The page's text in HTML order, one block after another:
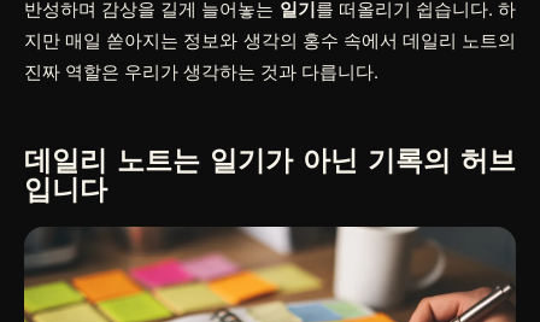
반성하며 감상을 길게 늘어놓는 일기를 떠올리기 쉽습니다. 하
지만 매일 쏟아지는 정보와 생각의 홍수 속에서 데일리 노트의
진짜 역할은 우리가 생각하는 것과 다릅니다.
데일리 노트는 일기 가 아닌 기록의 허브
입니다